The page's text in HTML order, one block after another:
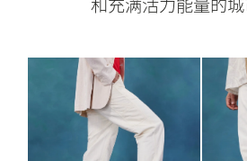
和充满活力能量的城